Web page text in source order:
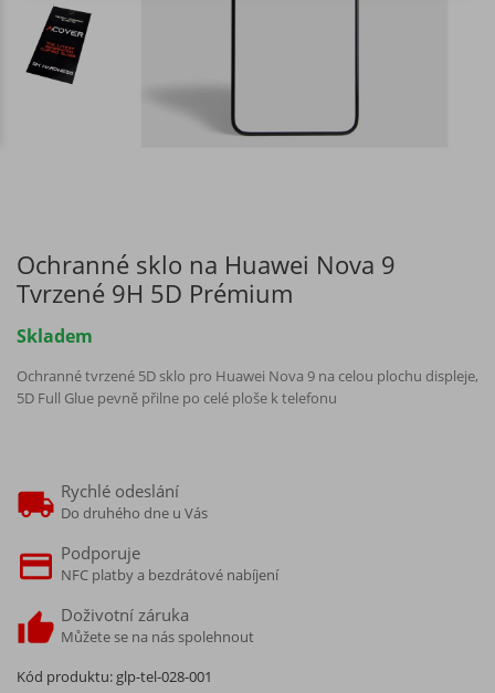
Ochranné sklo na Huawei Nova 9
Tvrzené 9H 5D Prémium
Skladem
Ochranné tvrzené 5D sklo pro Huawei Nova 9 na celou plochu displeje,
5D Full Glue pevně přilne po celé ploše k telefonu
Rychlé odeslání
Do druhého dne u Vás
Podporuje
NFC platby a bezdrátové nabíjení
Doživotní záruka
Můžete se na nás spolehnout
Kód produktu: glp-tel-028-001